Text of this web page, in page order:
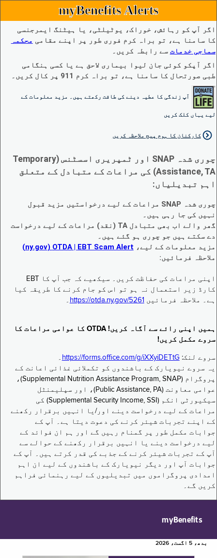
myBenefits Alerts
اگر آپ کو رہائش، خوراک، یوٹیلٹی، یا ہیٹنگ ایمرجنسی
کا سامنا ہے، تو براہ کرم فوری طور پر اپنے مقامی محکمہ
سماجی خدمات سے رابطہ کریں۔
اگر آپکو کوئی جان لیوا بیماری لاحق ہے یا کسی ہنگامی
طبی صورتحال کا سامنا ہے، تو براہ کرم 911 پر کال کریں۔
آپ زندگی کا عطیہ دینے کی طاقت رکھتے ہیں۔ مزید معلومات کے
لیے یہاں کلک کریں
کارکنان کا ہوم پیج ملاحظہ کریں
چوری شدہ SNAP اور ٹمپریری اسسٹنس (Temporary
Assistance, TA) کی مراعات کے متبادل کے متعلق
اہم تبدیلیاں:
چوری شدہ SNAP مراعات کے لیے درخواستیں مزید قبول
نہیں کی جا رہی ہیں۔
گھر والے اب بھی متبادل TA (نقد) مراعات کے لیے درخواست
دے سکتے ہیں جو چوری ہو گئے ہیں۔
مزید معلومات کے لیے، EBT Scam Alert ‏| OTDA ‏(ny.gov)
ملاحظہ فرمائیں:
اپنی مراعات کی حفاظت کریں۔ سیکھیے کہ جب آپ کا EBT
کارڈ زیر استعمال نہ ہو تو اس کو جام کرنے کا طریقہ کیا
ہے۔ ملاحظہ فرمائیں https://otda.ny.gov/5261 ۔
ہمیں اپنی رائے سے آگاہ کریں! OTDA کا عوامی مراعات کا
سروے مکمل کریں!
سروے لنک: https://forms.office.com/g/iXXyiDETtG ۔
یہ سروے نیویارک کے باشندوں کو تکملائی غذائی اعانت کے
پروگرام (Supplemental Nutrition Assistance Program, SNAP)،
عوامی معاونت (Public Assistance, PA)، اور سپلیمنٹل
سیکیورٹی انکم (Supplemental Security Income, SSI) کی
مراعات کے لیے درخواست دینے اور/یا انہیں برقرار رکھنے
کے اپنے تجربات شیئر کرنے کی دعوت دیتا ہے۔ آپ کے
جوابات مکمل طور پر گمنام رہیں گے اور ہم ان فوائد کے
لیے درخواست دینے یا انہیں برقرار رکھنے کے حوالے سے
آپ کے تجربات شیئر کرنے کے جذبے کی قدر کرتے ہیں۔ آپ کے
جوابات آپ اور دیگر نیویارک کے باشندوں کے لیے ان اہم
امدادی پروگراموں میں تبدیلیوں کے لیے رہنمائی فراہم
کریں گے۔
myBenefits
بدھ، 5 اگست، 2026